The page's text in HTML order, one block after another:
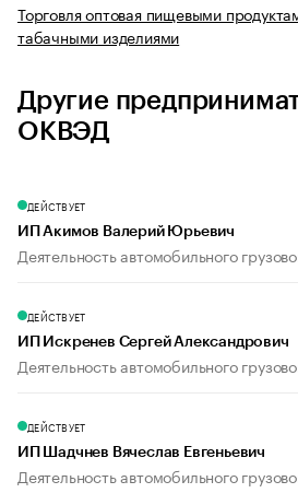
Торговля оптовая пищевыми
табачными изделиями
Другие
ОКВЭД
ДЕЙСТВУЕТ
ИП Акимов Валерий Юрьевич
Деятельность автомобильного
ДЕЙСТВУЕТ
ИП Искренев Сергей Александрович
Деятельность автомобильного
ДЕЙСТВУЕТ
ИП Шадчнев Вячеслав Евгеньевич
Деятельность автомобильного